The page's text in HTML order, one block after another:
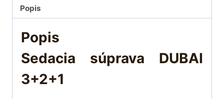
Popis
Popis
Sedacia súprava DUBAI
3+2+1